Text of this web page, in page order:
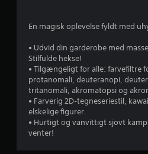
En magisk oplevelse fyldt med
• Udvid din garderobe med
Stilfulde hekse!
• Tilgængeligt for alle: farvefiltre
protanomali, deuteranopi,
tritanomali, akromatopsi og
• Farverig 2D‑tegneseriestil,
elskelige figurer.
• Hurtigt og vanvittigt sjovt
venter!